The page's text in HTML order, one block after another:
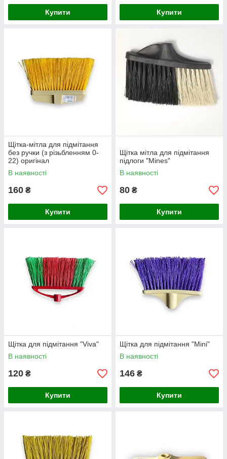
Купити Купити
Щітка-мітла для підмітання
без ручки (з різьбленням 0-
22) оригінал
В наявності
160 ₴
Купити
Щітка мітла для підмітання
підлоги "Mines"
В наявності
80 ₴
Купити
Щітка для підмітання "Viva"
В наявності
120 ₴
Купити
Щітка для підмітання "Mini"
В наявності
146 ₴
Купити